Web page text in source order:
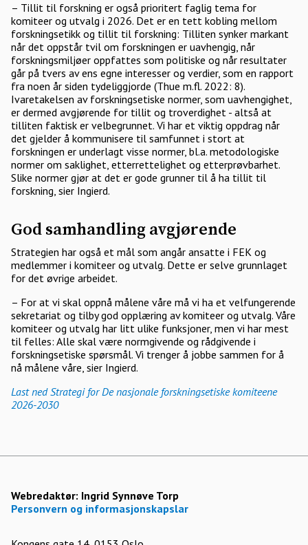
– Tillit til forskning er også prioritert faglig tema for
komiteer og utvalg i 2026. Det er en tett kobling mellom
forskningsetikk og tillit til forskning: Tilliten synker markant
når det oppstår tvil om forskningen er uavhengig, når
forskningsmiljøer oppfattes som politiske og når resultater
går på tvers av ens egne interesser og verdier, som en rapport
fra noen år siden tydeliggjorde (Thue m.fl. 2022: 8)​.
Ivaretakelsen av forskningsetiske normer, som uavhengighet,
er dermed avgjørende for tillit og troverdighet - altså at
tilliten faktisk er velbegrunnet. Vi har et viktig oppdrag når
det gjelder å kommunisere til samfunnet i stort at
forskningen er underlagt visse normer, bl.a. metodologiske
normer om saklighet, etterrettelighet og etterprøvbarhet.
Slike normer gjør at det er gode grunner til å ha tillit til
forskning, sier Ingierd.
God samhandling avgjørende
Strategien har også et mål som angår ansatte i FEK og
medlemmer i komiteer og utvalg. Dette er selve grunnlaget
for det øvrige arbeidet.
– For at vi skal oppnå målene våre må vi ha et velfungerende
sekretariat og tilby god opplæring av komiteer og utvalg. Våre
komiteer og utvalg har litt ulike funksjoner, men vi har mest
til felles: Alle skal være normgivende og rådgivende i
forskningsetiske spørsmål. Vi trenger å jobbe sammen for å
nå målene våre, sier Ingierd.
Last ned Strategi for De nasjonale forskningsetiske komiteene
2026-2030
Webredaktør: Ingrid Synnøve Torp
Personvern og informasjonskapslar